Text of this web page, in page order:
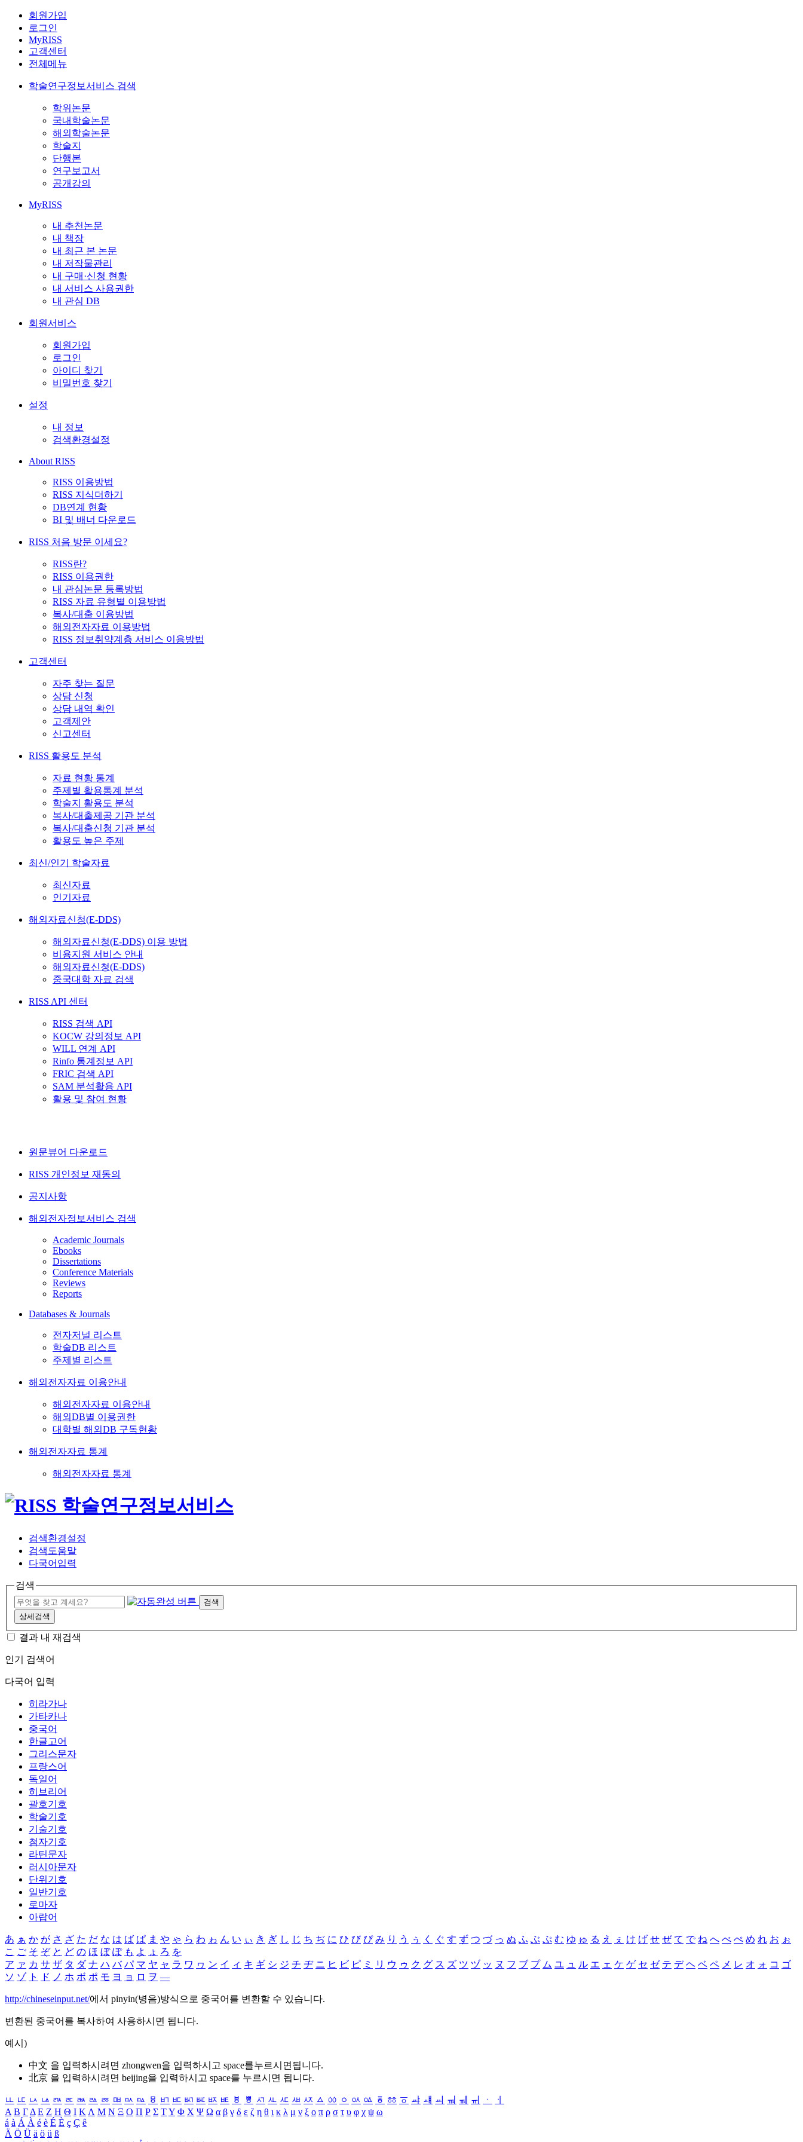
회원가입
로그인
MyRISS
고객센터
전체메뉴
학술연구정보서비스 검색
학위논문
국내학술논문
해외학술논문
학술지
단행본
연구보고서
공개강의
MyRISS
내 추천논문
내 책장
내 최근 본 논문
내 저작물관리
내 구매·신청 현황
내 서비스 사용권한
내 관심 DB
회원서비스
회원가입
로그인
아이디 찾기
비밀번호 찾기
설정
내 정보
검색환경설정
About RISS
RISS 이용방법
RISS 지식더하기
DB연계 현황
BI 및 배너 다운로드
RISS 처음 방문 이세요?
RISS란?
RISS 이용권한
내 관심논문 등록방법
RISS 자료 유형별 이용방법
복사/대출 이용방법
해외전자자료 이용방법
RISS 정보취약계층 서비스 이용방법
고객센터
자주 찾는 질문
상담 신청
상담 내역 확인
고객제안
신고센터
RISS 활용도 분석
자료 현황 통계
주제별 활용통계 분석
학술지 활용도 분석
복사/대출제공 기관 분석
복사/대출신청 기관 분석
활용도 높은 주제
최신/인기 학술자료
최신자료
인기자료
해외자료신청(E-DDS)
해외자료신청(E-DDS) 이용 방법
비용지원 서비스 안내
해외자료신청(E-DDS)
중국대학 자료 검색
RISS API 센터
RISS 검색 API
KOCW 강의정보 API
WILL 연계 API
Rinfo 통계정보 API
FRIC 검색 API
SAM 분석활용 API
활용 및 참여 현황
원문뷰어 다운로드
RISS 개인정보 재동의
공지사항
해외전자정보서비스 검색
Academic Journals
Ebooks
Dissertations
Conference Materials
Reviews
Reports
Databases & Journals
전자저널 리스트
학술DB 리스트
주제별 리스트
해외전자자료 이용안내
해외전자자료 이용안내
해외DB별 이용권한
대학별 해외DB 구독현황
해외전자자료 통계
해외전자자료 통계
검색환경설정
검색도움말
다국어입력
검색
검색
상세검색
결과 내 재검색
인기 검색어
다국어 입력
히라가나
가타카나
중국어
한글고어
그리스문자
프랑스어
독일어
히브리어
괄호기호
학술기호
기술기호
첨자기호
라틴문자
러시아문자
단위기호
일반기호
로마자
아랍어
あ ぁ か が さ ざ た だ な は ば ぱ ま や ゃ ら わ ゎ ん い ぃ き ぎ し じ ち ぢ に ひ び ぴ み り う ぅ く ぐ す ず つ づ っ ぬ ふ ぶ ぷ む ゆ ゅ る え ぇ け げ せ ぜ て で ね へ べ ぺ め れ お ぉ
こ ご そ ぞ と ど の ほ ぼ ぽ も よ ょ ろ を
ア ァ カ サ ザ タ ダ ナ ハ バ パ マ ヤ ャ ラ ワ ヮ ン イ ィ キ ギ シ ジ チ ヂ ニ ヒ ビ ピ ミ リ ウ ゥ ク グ ス ズ ツ ヅ ッ ヌ フ ブ プ ム ユ ュ ル エ ェ ケ ゲ セ ゼ テ デ ヘ ベ ペ メ レ オ ォ コ ゴ
ソ ゾ ト ド ノ ホ ボ ポ モ ヨ ョ ロ ヲ ―
http://chineseinput.net/에서 pinyin(병음)방식으로 중국어를 변환할 수 있습니다.
변환된 중국어를 복사하여 사용하시면 됩니다.
예시)
中文 을 입력하시려면 zhongwen을 입력하시고 space를누르시면됩니다.
北京 을 입력하시려면 beijing을 입력하시고 space를 누르시면 됩니다.
ㅥ ㅦ ㅧ ㅨ ㅩ ㅪ ㅫ ㅬ ㅭ ㅮ ㅯ ㅰ ㅱ ㅲ ㅳ ㅴ ㅵ ㅶ ㅷ ㅸ ㅹ ㅺ ㅻ ㅼ ㅽ ㅾ ㅿ ㆀ ㆁ ㆂ ㆃ ㆄ ㆅ ㆆ ㆇ ㆈ ㆉ ㆊ ㆋ ㆌ ㆍ
ㆎ
Α Β ΓΔ Ε Ζ Η Θ Ι ΚΛ Μ Ν Ξ Ο Π Ρ Σ ΤΥ Φ Χ Ψ Ω α β γ δ ε ζ η θ ι κ λ μ ν ξ ο π ρ σ τ υ φ χ ψ ω
á à Á À é è É È ç Ç ê
Ä Ö Ü ä ö ü ß